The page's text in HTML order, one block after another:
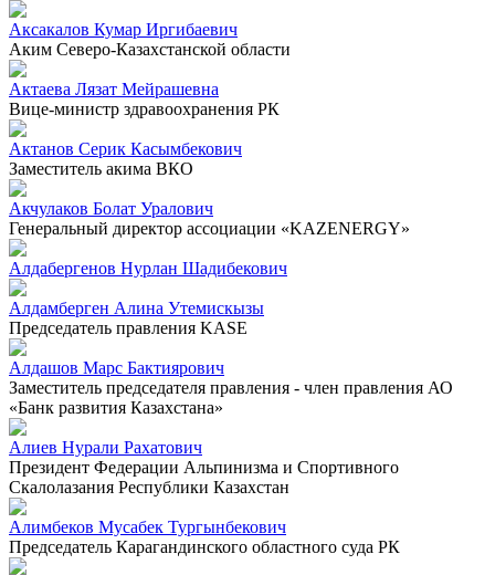
Аксакалов Кумар Иргибаевич
Аким Северо-Казахстанской области
Актаева Лязат Мейрашевна
Вице-министр здравоохранения РК
Актанов Серик Касымбекович
Заместитель акима ВКО
Акчулаков Болат Уралович
Генеральный директор ассоциации «KAZENERGY»
Алдабергенов Нурлан Шадибекович
Алдамберген Алина Утемискызы
Председатель правления KASE
Алдашов Марс Бактиярович
Заместитель председателя правления - член правления АО
«Банк развития Казахстана»
Алиев Нурали Рахатович
Президент Федерации Альпинизма и Спортивного
Скалолазания Республики Казахстан
Алимбеков Мусабек Тургынбекович
Председатель Карагандинского областного суда РК